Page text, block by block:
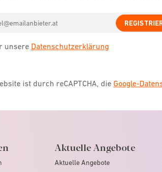
unsere Datenschutzerklärung
ist durch reCAPTCHA, die Google-
Aktuelle Angebote
Aktuelle Angebote